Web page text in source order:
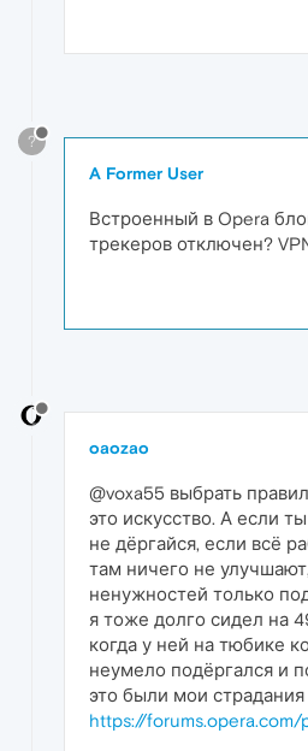
?
A Former User
Встроенный в Opera
трекеров отключен?
oaozao
@voxa55 выбрать
это искусство. А если
не дёргайся, если всё
там ничего не
ненужностей только
я тоже долго сидел на
когда у ней на тюбике
неумело подёргался и
это были мои страдания
https://forums.opera.com/